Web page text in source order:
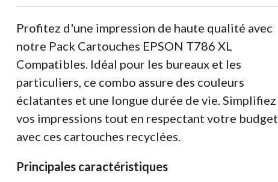
Profitez d'une impression de haute qualité avec
notre Pack Cartouches EPSON T786 XL
Compatibles. Idéal pour les bureaux et les
particuliers, ce combo assure des couleurs
éclatantes et une longue durée de vie. Simplifiez
vos impressions tout en respectant votre budget
avec ces cartouches recyclées.
Principales caractéristiques